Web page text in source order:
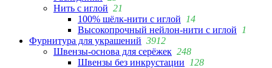
Нить с иглой 21
100% шёлк-нити с иглой
14
Высокопрочный нейлон-нити с иглой
1
Фурнитура для украшений 3912
Швензы-основа для серёжек 248
Швензы без инкрустации
128